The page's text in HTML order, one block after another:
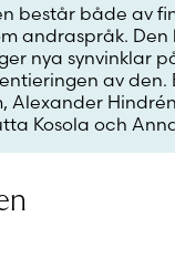
består både av
andraspråk. Den
nya synvinklar
av den.
Alexander
Kosola och